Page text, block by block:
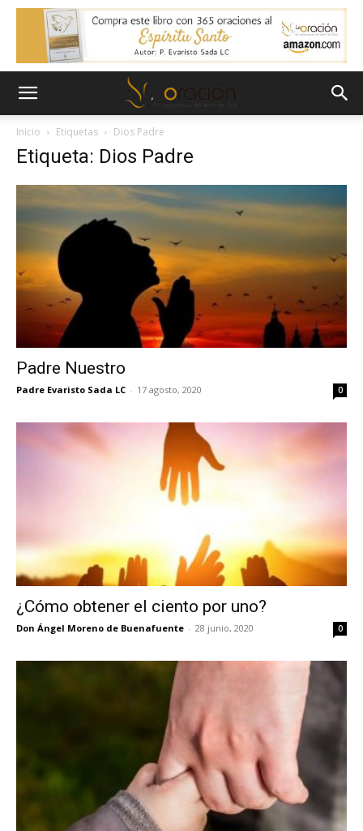
Inicio Etiquetas Dios Padre
Etiqueta: Dios Padre
Padre Nuestro
Padre Evaristo Sada LC - 17 agosto, 2020 0
¿Cómo obtener el ciento por uno?
Don Ángel Moreno de Buenafuente - 28 junio, 2020 0